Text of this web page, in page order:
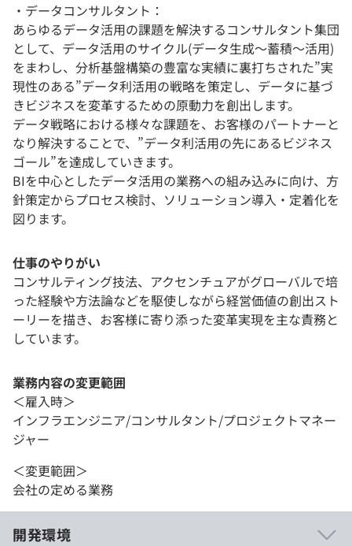
・データコンサルタント：
あらゆるデータ活用の課題を解決するコンサルタント集団
として、データ活用のサイクル(データ生成～蓄積～活用)
をまわし、分析基盤構築の豊富な実績に裏打ちされた”実
現性のある”データ利活用の戦略を策定し、データに基づ
きビジネスを変革するための原動力を創出します。
データ戦略における様々な課題を、お客様のパートナーと
なり解決することで、”データ利活用の先にあるビジネス
ゴール”を達成していきます。
BIを中心としたデータ活用の業務への組み込みに向け、方
針策定からプロセス検討、ソリューション導入・定着化を
図ります。
仕事のやりがい
コンサルティング技法、アクセンチュアがグローバルで培
った経験や方法論などを駆使しながら経営価値の創出スト
ーリーを描き、お客様に寄り添った変革実現を主な責務と
しています。
業務内容の変更範囲
＜雇入時＞
インフラエンジニア/コンサルタント/プロジェクトマネー
ジャー
＜変更範囲＞
会社の定める業務
開発環境